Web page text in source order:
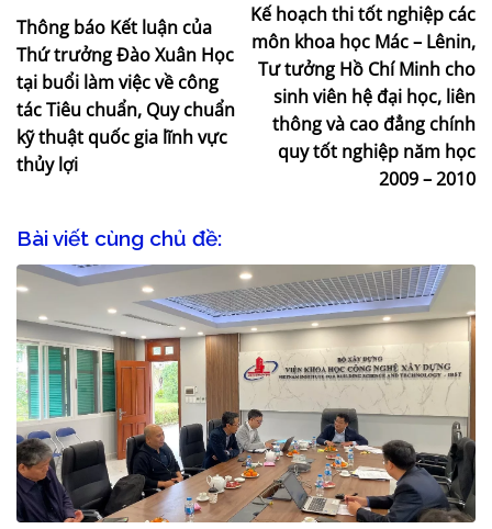
Thông báo Kết luận của
Thứ trưởng Đào Xuân Học
tại buổi làm việc về công
tác Tiêu chuẩn, Quy chuẩn
kỹ thuật quốc gia lĩnh vực
thủy lợi
Kế hoạch thi tốt nghiệp các
môn khoa học Mác – Lênin,
Tư tưởng Hồ Chí Minh cho
sinh viên hệ đại học, liên
thông và cao đẳng chính
quy tốt nghiệp năm học
2009 – 2010
Bài viết cùng chủ đề: